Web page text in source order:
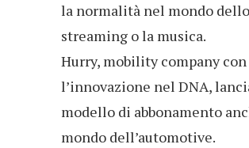
la normalità nel mondo dello
streaming o la musica.
Hurry, mobility company con
l’innovazione nel DNA,
modello di abbonamento
mondo dell’automotive.